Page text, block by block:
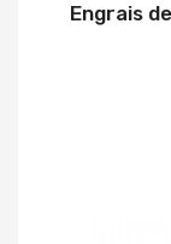
Engrais